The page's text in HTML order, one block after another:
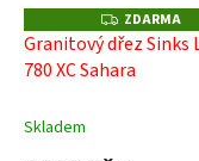
Z
D
A
R
ZDARMA
Granitový dřez Sinks
780 XC Sahara
Skladem